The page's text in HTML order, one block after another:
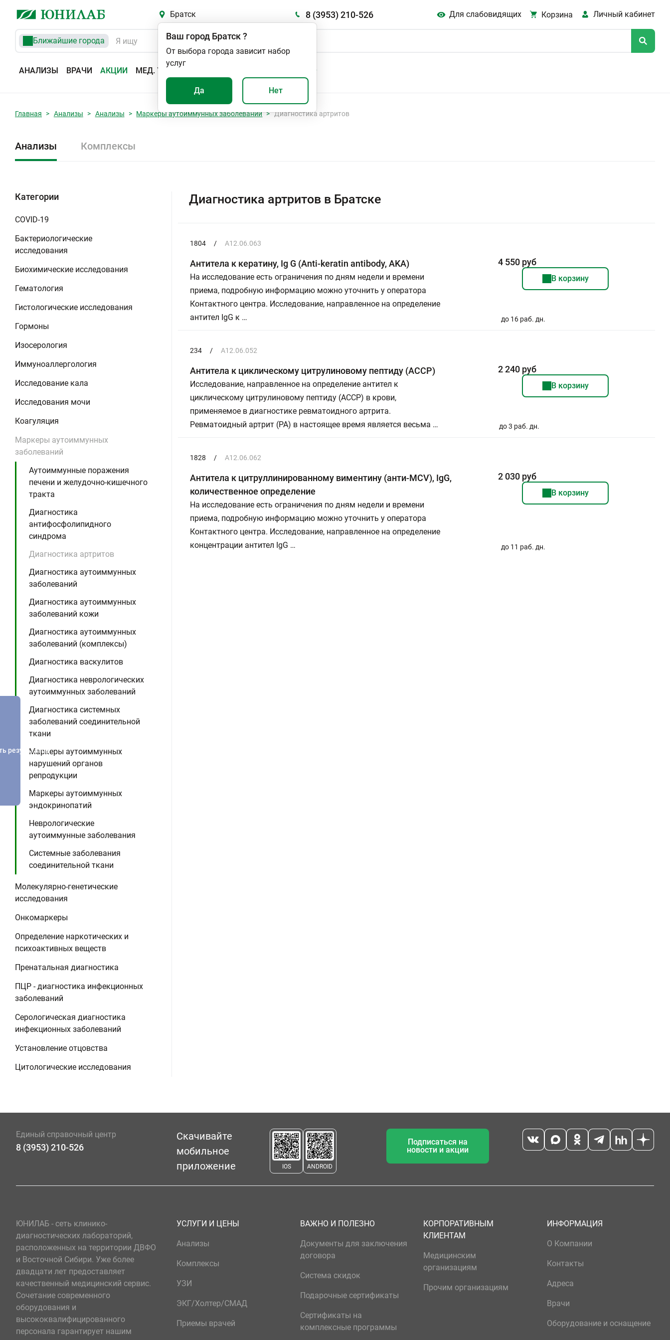
Братск 8 (3953) 210-526 Для слабовидящих Корзина Личный кабинет
Ближайшие города
АНАЛИЗЫ ВРАЧИ АКЦИИ МЕД. УСЛУГИ
Ваш город Братск?
От выбора города зависит набор
услуг
Да Нет
Главная Анализы Анализы Маркеры аутоиммунных заболеваний Диагностика артритов
Анализы Комплексы
Категории
COVID-19
Бактериологические
исследования
Биохимические исследования
Гематология
Гистологические исследования
Гормоны
Изосерология
Иммуноаллергология
Исследование кала
Исследования мочи
Коагуляция
Маркеры аутоиммунных
заболеваний
Аутоиммунные поражения
печени и желудочно-кишечного
тракта
Диагностика
антифосфолипидного
синдрома
Диагностика артритов
Диагностика аутоиммунных
заболеваний
Диагностика аутоиммунных
заболеваний кожи
Диагностика аутоиммунных
заболеваний (комплексы)
Диагностика васкулитов
Диагностика неврологических
аутоиммунных заболеваний
Диагностика системных
заболеваний соединительной
ткани
Маркеры аутоиммунных
нарушений органов
репродукции
Маркеры аутоиммунных
эндокринопатий
Неврологические
аутоиммунные заболевания
Системные заболевания
соединительной ткани
Молекулярно-генетические
исследования
Онкомаркеры
Определение наркотических и
психоактивных веществ
Пренатальная диагностика
ПЦР - диагностика инфекционных
заболеваний
Серологическая диагностика
инфекционных заболеваний
Установление отцовства
Цитологические исследования
Диагностика артритов в Братске
1804 / A12.06.063
Антитела к кератину, Ig G (Anti-keratin antibody, AKA)
На исследование есть ограничения по дням недели и времени
приема, подробную информацию можно уточнить у оператора
Контактного центра. Исследование, направленное на определение
антител IgG к …
4 550 руб
В корзину
до 16 раб. дн.
234 / A12.06.052
Антитела к циклическому цитрулиновому пептиду (АССР)
Исследование, направленное на определение антител к
циклическому цитрулиновому пептиду (ACCP) в крови,
применяемое в диагностике ревматоидного артрита.
Ревматоидный артрит (РА) в настоящее время является весьма …
2 240 руб
В корзину
до 3 раб. дн.
1828 / A12.06.062
Антитела к цитруллинированному виментину (анти-MCV), IgG,
количественное определение
На исследование есть ограничения по дням недели и времени
приема, подробную информацию можно уточнить у оператора
Контактного центра. Исследование, направленное на определение
концентрации антител IgG …
2 030 руб
В корзину
до 11 раб. дн.
результатов
Единый справочный центр
8 (3953) 210-526
Скачивайте
мобильное
приложение
IOS ANDROID
Подписаться на
новости и акции
ЮНИЛАБ - сеть клинико-
диагностических лабораторий,
расположенных на территории ДВФО
и Восточной Сибири. Уже более
двадцати лет предоставляет
качественный медицинский сервис.
Сочетание современного
оборудования и
высококвалифицированного
персонала гарантирует нашим
УСЛУГИ И ЦЕНЫ
Анализы
Комплексы
УЗИ
ЭКГ/Холтер/СМАД
Приемы врачей
ВАЖНО И ПОЛЕЗНО
Документы для заключения
договора
Система скидок
Подарочные сертификаты
Сертификаты на
комплексные программы
КОРПОРАТИВНЫМ
КЛИЕНТАМ
Медицинским
организациям
Прочим организациям
ИНФОРМАЦИЯ
О Компании
Контакты
Адреса
Врачи
Оборудование и оснащение